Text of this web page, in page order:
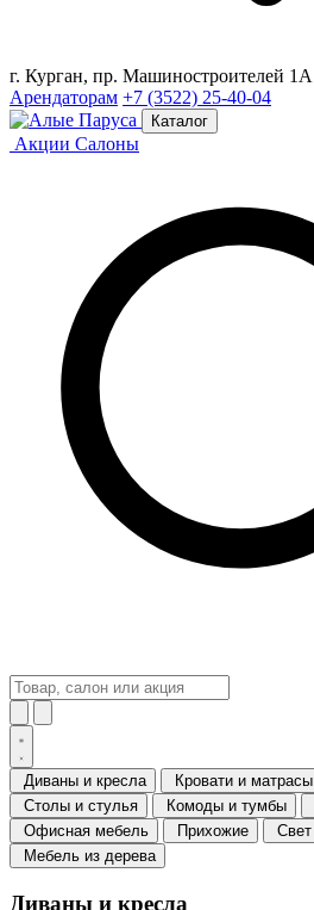
г. Курган, пр. Машиностроителей 1А
Арендаторам +7 (3522) 25-40-04
Каталог
Акции Салоны
Диваны и кресла Кровати и матрасы
Столы и стулья
Комоды и тумбы
Офисная мебель
Прихожие Свет
Мебель из дерева
Диваны и кресла